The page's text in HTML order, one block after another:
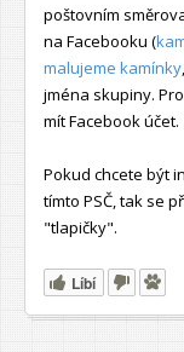
poštovním
na Facebooku (
malujeme kamínky
jména skupiny.
mít Facebook účet.
Pokud chcete být
tímto PSČ, tak se
"tlapičky".
Líbí